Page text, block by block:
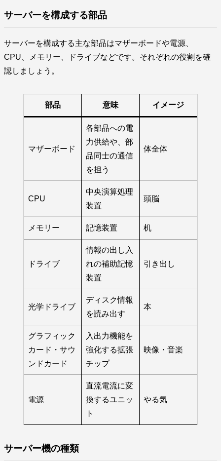
サーバーを構成する部品
サーバーを構成する主な部品はマザーボードや電源、
CPU、メモリー、ドライブなどです。それぞれの役割を確
認しましょう。
部品 意味 イメージ
マザーボード
各部品への電
力供給や、部
品同士の通信
を担う
体全体
CPU
中央演算処理
装置
頭脳
メモリー 記憶装置 机
ドライブ
情報の出し入
れの補助記憶
装置
引き出し
光学ドライブ
ディスク情報
を読み出す
本
グラフィック
カード・サウ
ンドカード
入出力機能を
強化する拡張
チップ
映像・音楽
電源
直流電流に変
換するユニッ
ト
やる気
サーバー機の種類